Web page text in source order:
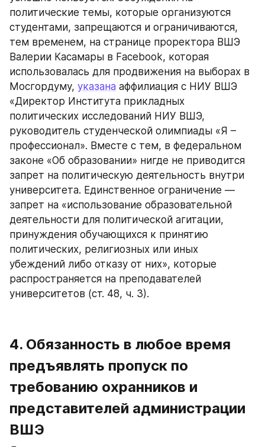
политические темы, которые организуются
студентами, запрещаются и ограничиваются,
тем временем, на странице проректора ВШЭ
Валерии Касамары в Facebook, которая
использовалась для продвижения на выборах в
Мосгордуму, указана аффилиация с НИУ ВШЭ
«Директор Института прикладных
политических исследований НИУ ВШЭ,
руководитель студенческой олимпиады «Я –
профессионал». Вместе с тем, в федеральном
законе «Об образовании» нигде не приводится
запрет на политическую деятельность внутри
университета. Единственное ограничение —
запрет на «использование образовательной
деятельности для политической агитации,
принуждения обучающихся к принятию
политических, религиозных или иных
убеждений либо отказу от них», которые
распространяется на преподавателей
университетов (ст. 48, ч. 3).
4. Обязанность в любое время
предъявлять пропуск по
требованию охранников и
представителей администрации
ВШЭ